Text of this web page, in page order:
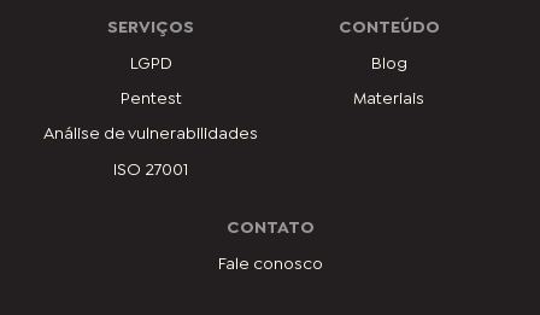
SERVIÇOS
LGPD
Pentest
Análise de vulnerabilidades
ISO 27001
CONTEÚDO
Blog
Materiais
CONTATO
Fale conosco